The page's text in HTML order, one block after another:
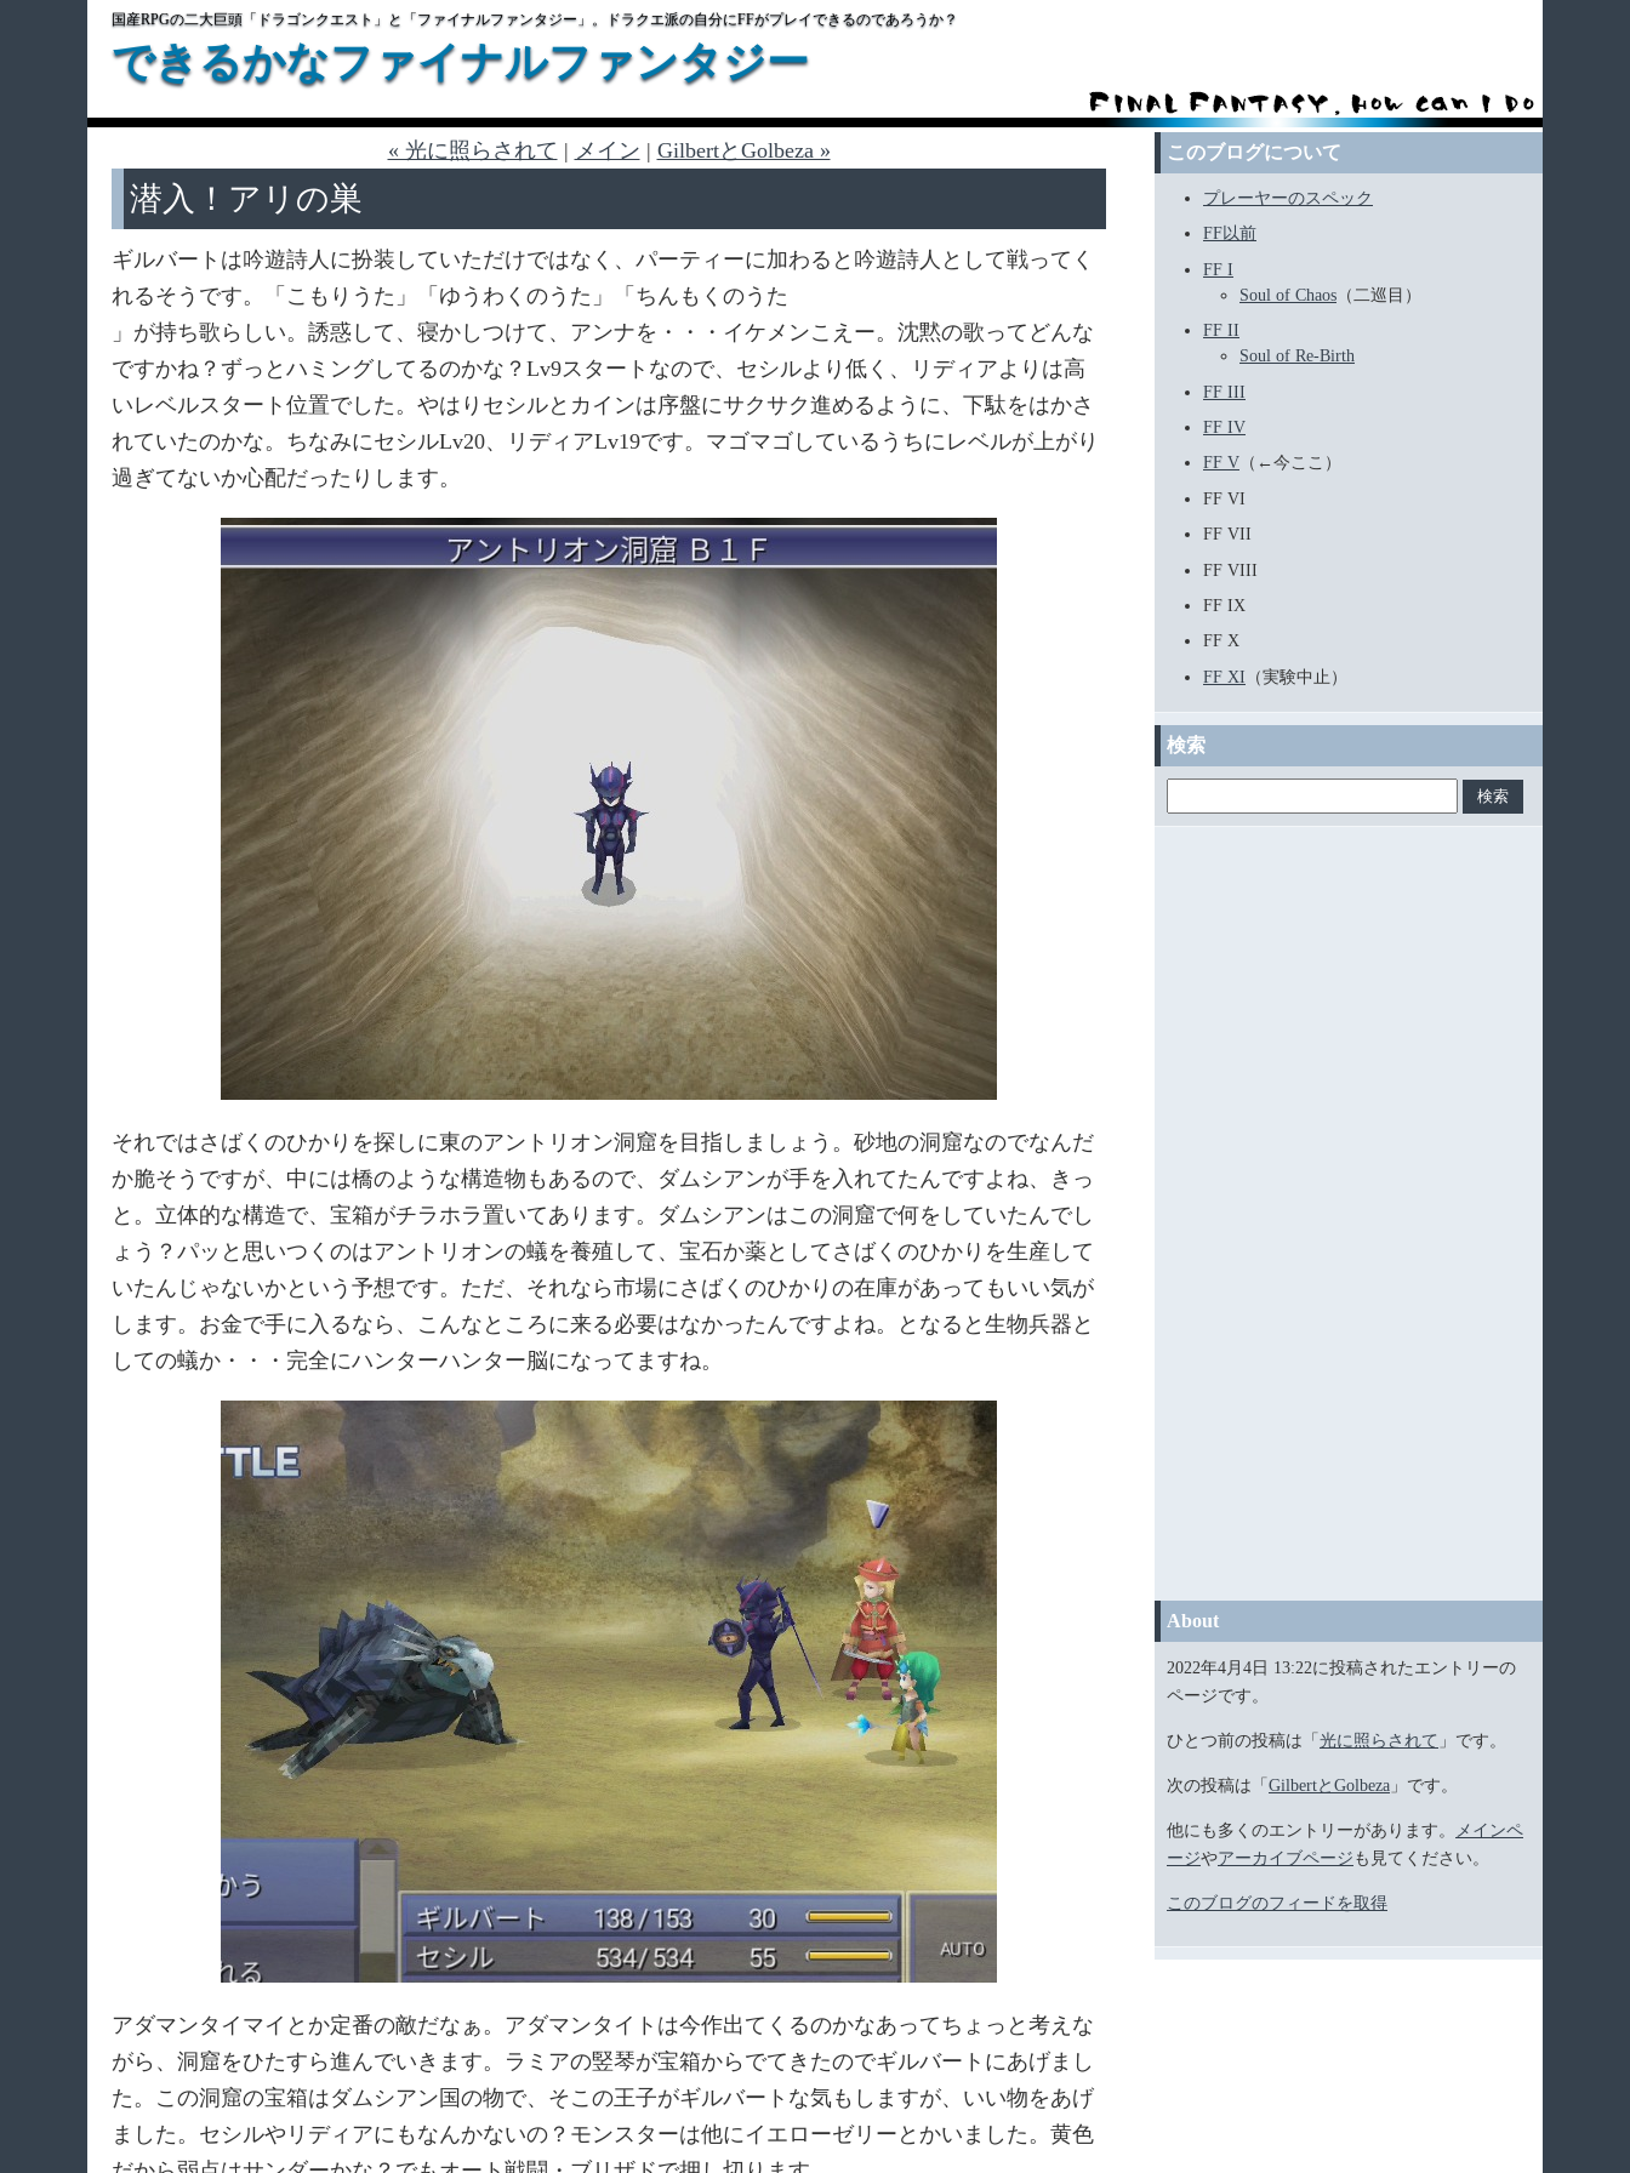
国産RPGの二大巨頭「ドラゴンクエスト」と「ファイナルファンタジー」。ドラクエ派の自分にFFがプレイできるのであろうか？
できるかなファイナルファンタジー
« 光に照らされて | メイン | GilbertとGolbeza »
潜入！アリの巣
ギルバートは吟遊詩人に扮装していただけではなく、パーティーに加わると吟遊詩人として戦ってく
れるそうです。「こもりうた」「ゆうわくのうた」「ちんもくのうた
」が持ち歌らしい。誘惑して、寝かしつけて、アンナを・・・イケメンこえー。沈黙の歌ってどんな
ですかね？ずっとハミングしてるのかな？Lv9スタートなので、セシルより低く、リディアよりは高
いレベルスタート位置でした。やはりセシルとカインは序盤にサクサク進めるように、下駄をはかさ
れていたのかな。ちなみにセシルLv20、リディアLv19です。マゴマゴしているうちにレベルが上がり
過ぎてないか心配だったりします。
それではさばくのひかりを探しに東のアントリオン洞窟を目指しましょう。砂地の洞窟なのでなんだ
か脆そうですが、中には橋のような構造物もあるので、ダムシアンが手を入れてたんですよね、きっ
と。立体的な構造で、宝箱がチラホラ置いてあります。ダムシアンはこの洞窟で何をしていたんでし
ょう？パッと思いつくのはアントリオンの蟻を養殖して、宝石か薬としてさばくのひかりを生産して
いたんじゃないかという予想です。ただ、それなら市場にさばくのひかりの在庫があってもいい気が
します。お金で手に入るなら、こんなところに来る必要はなかったんですよね。となると生物兵器と
しての蟻か・・・完全にハンターハンター脳になってますね。
アダマンタイマイとか定番の敵だなぁ。アダマンタイトは今作出てくるのかなあってちょっと考えな
がら、洞窟をひたすら進んでいきます。ラミアの竪琴が宝箱からでてきたのでギルバートにあげまし
た。この洞窟の宝箱はダムシアン国の物で、そこの王子がギルバートな気もしますが、いい物をあげ
ました。セシルやリディアにもなんかないの？モンスターは他にイエローゼリーとかいました。黄色
このブログについて
プレーヤーのスペック
FF以前
FF I
Soul of Chaos （二巡目）
FF II
Soul of Re-Birth
FF III
FF IV
FF V （←今ここ）
FF VI
FF VII
FF VIII
FF IX
FF X
FF XI （実験中止）
検索
About
2022年4月4日 13:22に投稿されたエントリーの
ページです。
ひとつ前の投稿は「 光に照らされて 」です。
次の投稿は「 GilbertとGolbeza 」です。
他にも多くのエントリーがあります。
メインペ
ージやアーカイブページ も見てください。
このブログのフィードを取得